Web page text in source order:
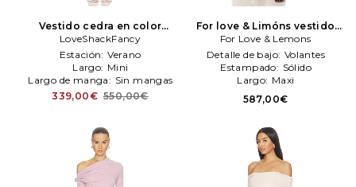
Vestido cedra en color
rosado LoveShackFancy
LoveShackFancy
Estación: Verano
Largo: Mini
Largo de manga: Sin mangas
339,00€ 550,00€
For love & Limóns vestido
juniper en color rosado
Love & Lemons
For Love & Lemons
Detalle de bajo: Volantes
Estampado: Sólido
Largo: Maxi
587,00€